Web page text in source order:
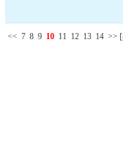
<< 7 8 9 10 11 12 13 14 >>